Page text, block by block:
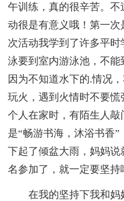
午训练，真的很辛苦。
动很是有意义哦！第一
次活动我学到了许多平
泳要到室内游泳池，不能
因为不知道水下的.情况
玩火，遇到火情时不要
个人在家时，有陌生人
是“畅游书海，沐浴书香
下起了倾盆大雨，妈妈
名参加了，就一定要坚持
在我的坚持下我和妈